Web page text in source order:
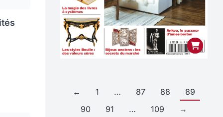
← 1 … 87 88
89
90
91 … 109 →